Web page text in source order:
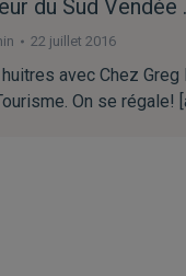
du Sud Vendée
22 juillet 2016
avec Chez Greg
On se régale!